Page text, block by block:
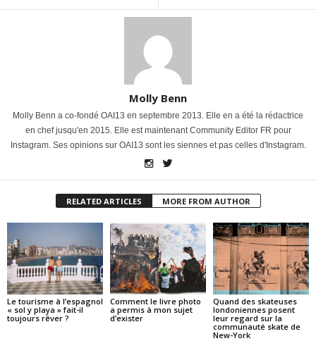
Molly Benn
Molly Benn a co-fondé OAI13 en septembre 2013. Elle en a été la rédactrice
en chef jusqu'en 2015. Elle est maintenant Community Editor FR pour
Instagram. Ses opinions sur OAI13 sont les siennes et pas celles d'Instagram.
RELATED ARTICLES MORE FROM AUTHOR
Le tourisme à l’espagnol
« sol y playa » fait-il
toujours rêver ?
Comment le livre photo
a permis à mon sujet
d’exister
Quand des skateuses
londoniennes posent
leur regard sur la
communauté skate de
New-York